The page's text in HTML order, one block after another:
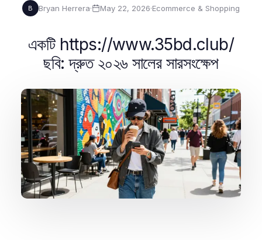
B Bryan Herrera· May 22, 2026·Ecommerce & Shopping
একটি https://www.35bd.club/
ছবি: দ্রুত ২০২৬ সালের সারসংক্ষেপ